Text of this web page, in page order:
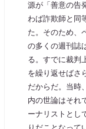
源が「善意の告
わば詐欺師と同
た。そのため、
の多くの週刊誌
る。すでに裁判
を繰り返せばさ
だからだ。当時
内の世論はそれ
ーナリストとし